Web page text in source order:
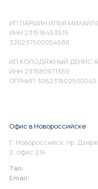
ИП ПАРШИН ИЛЬЯ
ИНН 231516453515
320237500054680
ИП КОЛОДЯЖНЫЙ ДЕНИС
ИНН 231580971360
ОГРНИП 306231502500040
Офис в Новороссийске
Г. Новороссийск, пр.
2, офис 214.
Тел:
Email: